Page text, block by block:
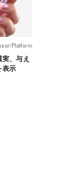
Platform
、与え
表示